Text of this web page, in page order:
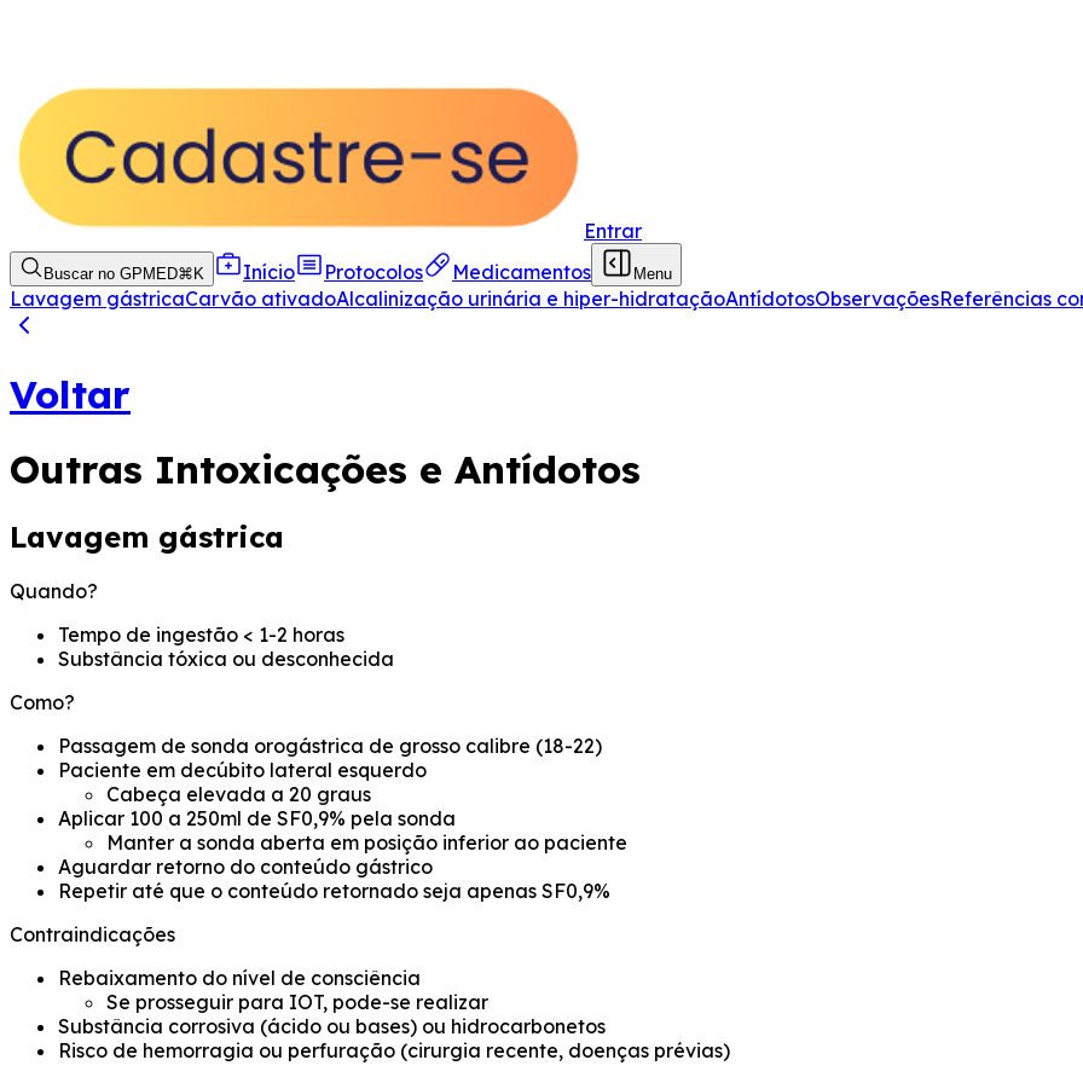
Entrar
Buscar no GPMED⌘ K Início Protocolos Medicamentos Menu
Lavagem gástricaCarvão ativadoAlcalinização urinária e hiper-hidrataçãoAntídotosObservaçõesReferências
Voltar
Outras Intoxicações e Antídotos
Lavagem gástrica
Quando?
Tempo de ingestão < 1-2 horas
Substância tóxica ou desconhecida
Como?
Passagem de sonda orogástrica de grosso calibre (18-22)
Paciente em decúbito lateral esquerdo
Cabeça elevada a 20 graus
Aplicar 100 a 250ml de SF0,9% pela sonda
Manter a sonda aberta em posição inferior ao paciente
Aguardar retorno do conteúdo gástrico
Repetir até que o conteúdo retornado seja apenas SF0,9%
Contraindicações
Rebaixamento do nível de consciência
Se prosseguir para IOT, pode-se realizar
Substância corrosiva (ácido ou bases) ou hidrocarbonetos
Risco de hemorragia ou perfuração (cirurgia recente, doenças prévias)